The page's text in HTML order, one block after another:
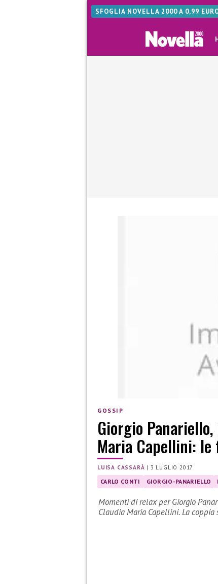
SFOGLIA NOVELLA 2000 A 0,99
GOSSIP
Giorgio
Maria Capellini: le
LUISA CASSARÀ | 3 LUGLIO 2017
CARLO CONTI GIORGIO-PANARIELLO
Momenti di relax per Giorgio
Claudia Maria Capellini. La coppia